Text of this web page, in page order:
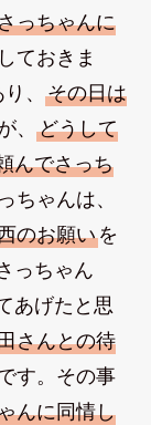
っちゃんに
ておきま
、
その日は
、 どうして
んでさっち
ちゃんは、
のお願いを
っちゃん
あげたと思
さんとの待
す。その事
んに同情し